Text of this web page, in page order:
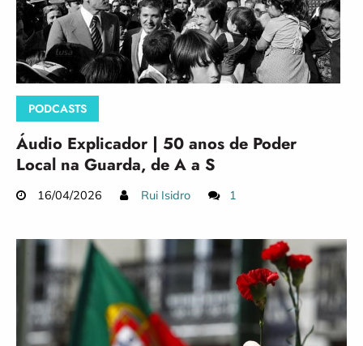
PODCASTS
Áudio Explicador | 50 anos de Poder
Local na Guarda, de A a S
16/04/2026 Rui Isidro 1